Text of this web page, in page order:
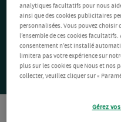
analytiques facultatifs pour nous
ainsi que des cookies publicitaires
personnalisées. Vous pouvez choisir
l’ensemble de ces cookies
consentement n’est installé
limitera pas votre expérience sur
plus sur les cookies que Nous et
collecter, veuillez cliquer sur «
Gérez